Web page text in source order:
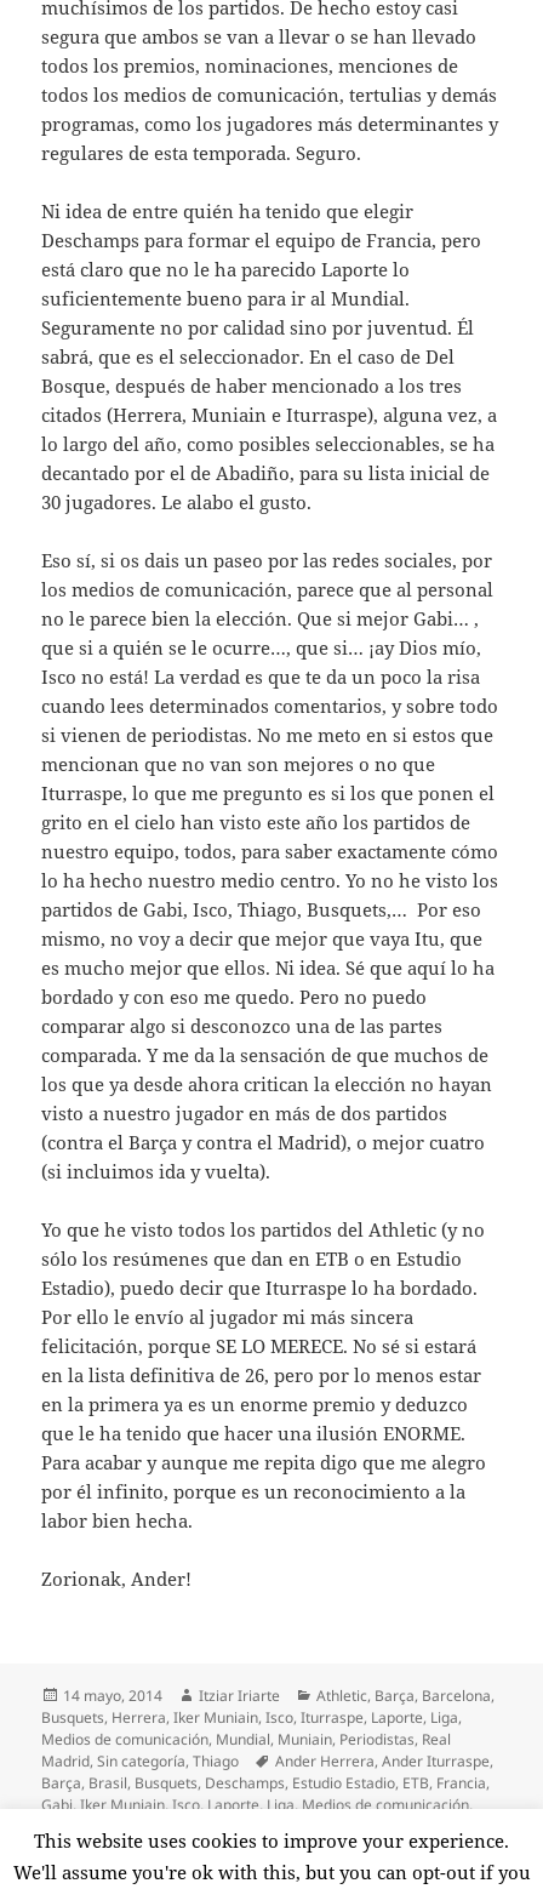
muchísimos de los partidos. De hecho estoy casi
segura que ambos se van a llevar o se han llevado
todos los premios, nominaciones, menciones de
todos los medios de comunicación, tertulias y demás
programas, como los jugadores más determinantes y
regulares de esta temporada. Seguro.
Ni idea de entre quién ha tenido que elegir
Deschamps para formar el equipo de Francia, pero
está claro que no le ha parecido Laporte lo
suficientemente bueno para ir al Mundial.
Seguramente no por calidad sino por juventud. Él
sabrá, que es el seleccionador. En el caso de Del
Bosque, después de haber mencionado a los tres
citados (Herrera, Muniain e Iturraspe), alguna vez, a
lo largo del año, como posibles seleccionables, se ha
decantado por el de Abadiño, para su lista inicial de
30 jugadores. Le alabo el gusto.
Eso sí, si os dais un paseo por las redes sociales, por
los medios de comunicación, parece que al personal
no le parece bien la elección. Que si mejor Gabi… ,
que si a quién se le ocurre…, que si… ¡ay Dios mío,
Isco no está! La verdad es que te da un poco la risa
cuando lees determinados comentarios, y sobre todo
si vienen de periodistas. No me meto en si estos que
mencionan que no van son mejores o no que
Iturraspe, lo que me pregunto es si los que ponen el
grito en el cielo han visto este año los partidos de
nuestro equipo, todos, para saber exactamente cómo
lo ha hecho nuestro medio centro. Yo no he visto los
partidos de Gabi, Isco, Thiago, Busquets,… Por eso
mismo, no voy a decir que mejor que vaya Itu, que
es mucho mejor que ellos. Ni idea. Sé que aquí lo ha
bordado y con eso me quedo. Pero no puedo
comparar algo si desconozco una de las partes
comparada. Y me da la sensación de que muchos de
los que ya desde ahora critican la elección no hayan
visto a nuestro jugador en más de dos partidos
(contra el Barça y contra el Madrid), o mejor cuatro
(si incluimos ida y vuelta).
Yo que he visto todos los partidos del Athletic (y no
sólo los resúmenes que dan en ETB o en Estudio
Estadio), puedo decir que Iturraspe lo ha bordado.
Por ello le envío al jugador mi más sincera
felicitación, porque SE LO MERECE. No sé si estará
en la lista definitiva de 26, pero por lo menos estar
en la primera ya es un enorme premio y deduzco
que le ha tenido que hacer una ilusión ENORME.
Para acabar y aunque me repita digo que me alegro
por él infinito, porque es un reconocimiento a la
labor bien hecha.
Zorionak, Ander!
Publicado
el
14 mayo, 2014 Autor
Itziar Iriarte Categorías
Athletic, Barça, Barcelona,
Busquets, Herrera,Iker Muniain,Isco,Iturraspe, Laporte, Liga,
Medios de comunicación, Mundial, Muniain, Periodistas, Real
Madrid,Sin categoría,Thiago Etiquetas
Ander Herrera,Ander Iturraspe,
Barça, Brasil, Busquets, Deschamps, Estudio Estadio, ETB, Francia,
Gabi,Iker Muniain,Isco, Laporte, Liga, Medios de comunicación,
Vicente Del Bosque
2 comentariosen Zorionak, Iturraspe!
This website uses cookies to improve your experience.
We'll assume you're ok with this, but you can opt-out if you